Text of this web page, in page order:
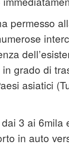
permesso
grado di
asiatici
3 ai
in auto